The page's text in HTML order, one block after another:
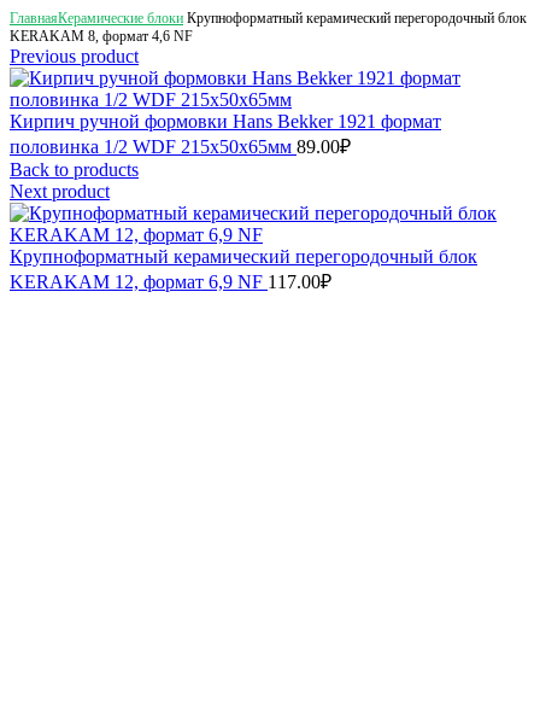
ГлавнаяКерамические блоки Крупноформатный керамический перегородочный блок
KERAKAM 8, формат 4,6 NF
Previous product
Кирпич ручной формовки Hans Bekker 1921 формат
половинка 1/2 WDF 215x50x65мм 89.00₽
Back to products
Next product
Крупноформатный керамический перегородочный блок
KERAKAM 12, формат 6,9 NF 117.00₽